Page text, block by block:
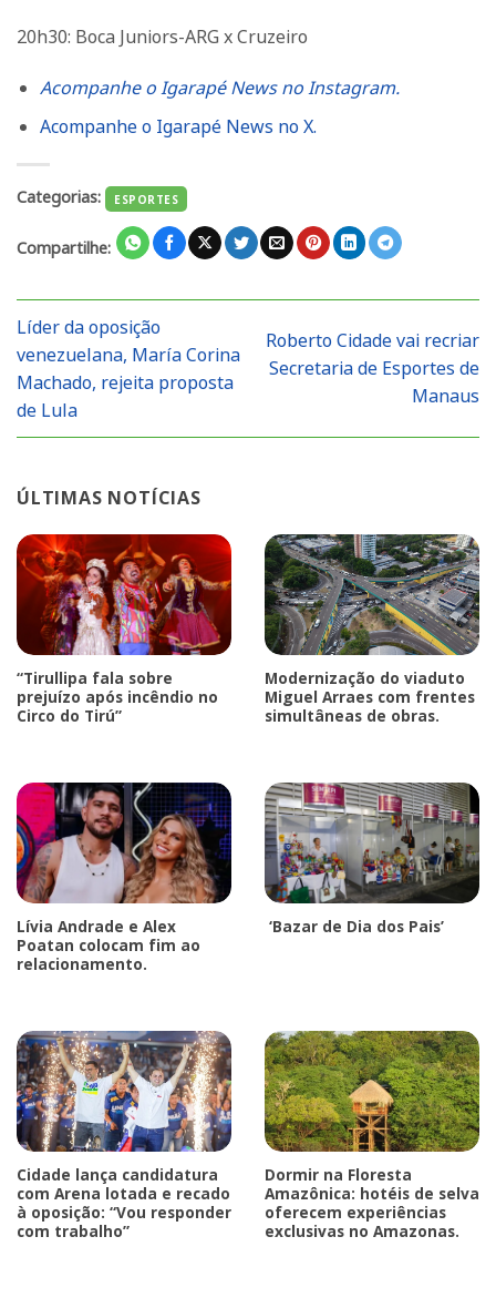
20h30: Boca Juniors-ARG x Cruzeiro
Acompanhe o Igarapé News no Instagram.
Acompanhe o Igarapé News no X.
Categorias: ESPORTES
Compartilhe:
Líder da oposição
venezuelana, María Corina
Machado, rejeita proposta
de Lula
Roberto Cidade vai recriar
Secretaria de Esportes de
Manaus
ÚLTIMAS NOTÍCIAS
“Tirullipa fala sobre
prejuízo após incêndio no
Circo do Tirú”
Modernização do viaduto
Miguel Arraes com frentes
simultâneas de obras.
Lívia Andrade e Alex
Poatan colocam fim ao
relacionamento.
‘Bazar de Dia dos Pais’
Cidade lança candidatura
com Arena lotada e recado
à oposição: “Vou responder
com trabalho”
Dormir na Floresta
Amazônica: hotéis de selva
oferecem experiências
exclusivas no Amazonas.